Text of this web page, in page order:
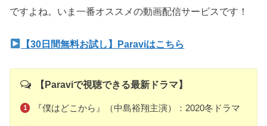
ですよね。いま一番オススメの動画配信サービスです！
【30日間無料お試し】Paraviはこちら
【Paraviで視聴できる最新ドラマ】
『僕はどこから』（中島裕翔主演）：2020冬ドラマ